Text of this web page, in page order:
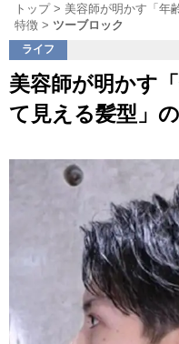
トップ
美容師が明かす「年
特徴
ツーブロック
ライフ
美容師が明かす
て見える髪型」